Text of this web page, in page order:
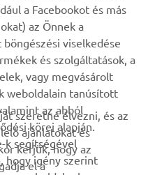
ajánlatokról, különleges
a Facebookot és más
az Önnek a
viselkedése
és szolgáltatások, a
vagy megvásárolt
weboldalain tanúsított
az abból
körei alapján.
k segítségével
hogy igény szerint
szeretné élvezni, és az
ajánlatokat és
kérjük, hogy az
el a